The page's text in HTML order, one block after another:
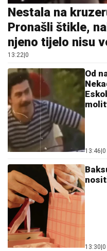
Nestala na
Pronašli štikle,
njeno tijelo nisu
13:22|0
Od
13:46|0
13:30|0